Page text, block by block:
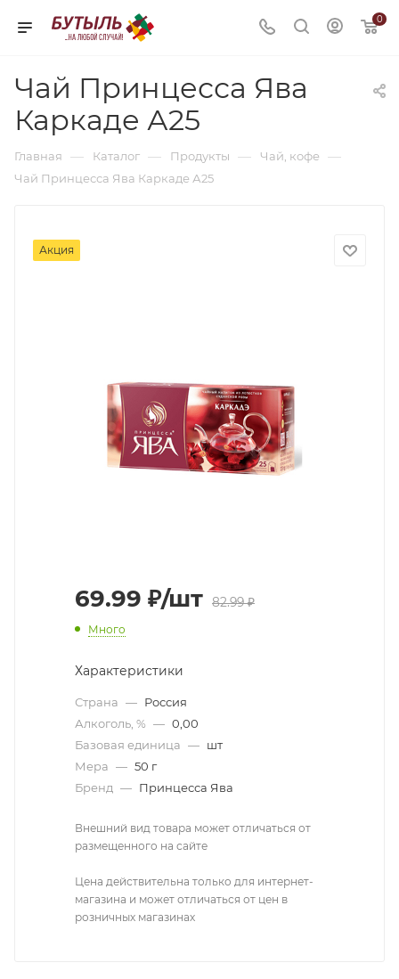
0
Чай Принцесса Ява
Каркаде А25
Главная — Каталог — Продукты — Чай, кофе —
Чай Принцесса Ява Каркаде А25
Акция
69.99 ₽/шт 82.99₽
Много
Характеристики
Страна — Россия
Алкоголь, % — 0,00
Базовая единица — шт
Мера — 50 г
Бренд — Принцесса Ява
Внешний вид товара может отличаться от
размещенного на сайте
Цена действительна только для интернет-
магазина и может отличаться от цен в
розничных магазинах